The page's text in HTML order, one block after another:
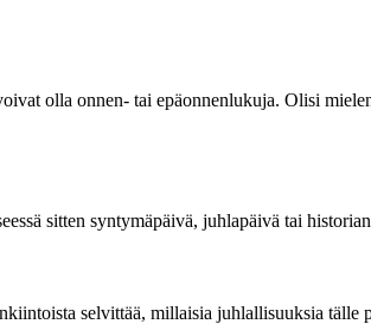
olla onnen- tai epäonnenlukuja. Olisi
sitten syntymäpäivä, juhlapäivä tai
selvittää, millaisia juhlallisuuksia tälle